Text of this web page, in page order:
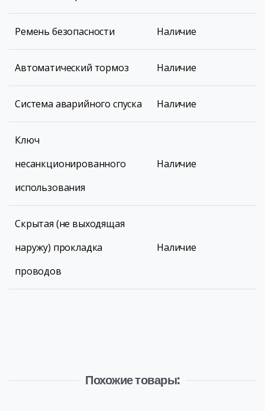
Ремень безопасности Наличие
Автоматический тормоз Наличие
Система аварийного спуска Наличие
Ключ
несанкционированного
использования
Наличие
Скрытая (не выходящая
наружу) прокладка
проводов
Наличие
Похожие товары: